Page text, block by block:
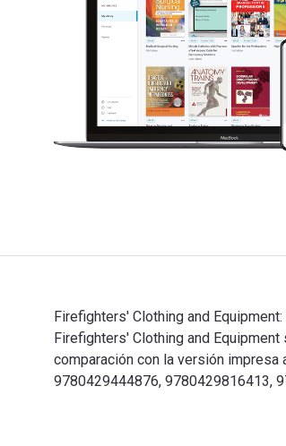
Firefighters' Clothing and
Firefighters' Clothing and
comparación con la versión
9780429444876, 9780429816413,